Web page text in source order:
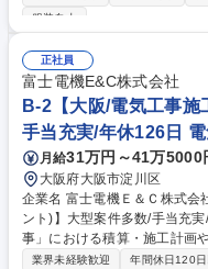
の基礎、電気設備の基礎勉強
休日128日
服装自由
正社員
富士電機E&C株式会社
B-2【大阪/電気工事
手当充実/年休126日
月給31万円～41万5000
大阪府大阪市淀川区
企業名 富士電機Ｅ＆Ｃ株式会社 求人名 B-2【大阪/電気工事施工管理(
ント)】大型案件多数/手当充実/年休126日 仕事の内
事」における積算・施工計画
理・予算管理・工程管理・完
業界未経験歓迎 年間休日120日